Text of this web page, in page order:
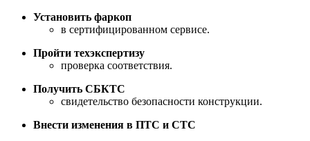
Установить фаркоп
в сертифицированном сервисе.
Пройти техэкспертизу
проверка соответствия.
Получить СБКТС
свидетельство безопасности конструкции.
Внести изменения в ПТС и СТС